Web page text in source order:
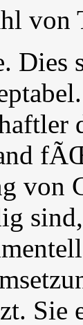
Dies
von
Sie